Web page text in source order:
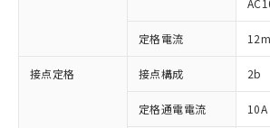
定格電流
接点定格 接点構成 2b
定格通電電流 10A
ご利用条件
対応済み：EU RoHS指令（
非含有に対応した製品が提供可能
対応予定：EU RoHS指令（10物
有に対応した製品に切り替える予